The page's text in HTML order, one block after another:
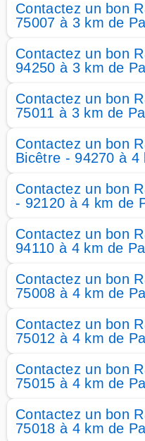
Contactez un bon
75007 à 3 km de
Contactez un bon
94250 à 3 km de
Contactez un bon
75011 à 3 km de
Contactez un bon
Bicêtre - 94270 à 4
Contactez un bon
- 92120 à 4 km de
Contactez un bon
94110 à 4 km de
Contactez un bon
75008 à 4 km de
Contactez un bon
75012 à 4 km de
Contactez un bon
75015 à 4 km de
Contactez un bon
75018 à 4 km de